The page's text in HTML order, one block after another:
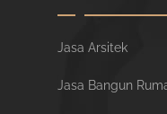
Jasa Arsitek
Jasa Bangun